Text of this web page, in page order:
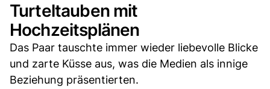
Turteltauben mit
Hochzeitsplänen
Das Paar tauschte immer wieder liebevolle Blicke
und zarte Küsse aus, was die Medien als innige
Beziehung präsentierten.